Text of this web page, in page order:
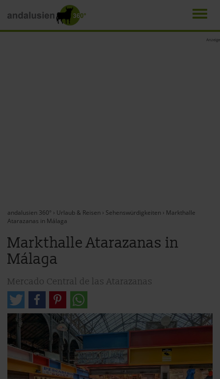
Anzeige
andalusien 360° › Urlaub & Reisen › Sehenswürdigkeiten › Markthalle
Atarazanas in Málaga
Markthalle Atarazanas in
Málaga
Mercado Central de las Atarazanas